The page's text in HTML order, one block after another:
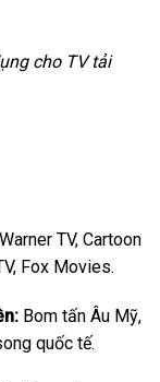
cho TV tải
TV, Cartoon
Fox Movies.
Bom tấn Âu Mỹ,
quốc tế.